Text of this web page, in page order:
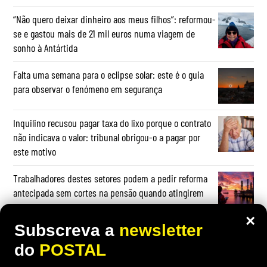
“Não quero deixar dinheiro aos meus filhos”: reformou-
se e gastou mais de 21 mil euros numa viagem de
sonho à Antártida
Falta uma semana para o eclipse solar: este é o guia
para observar o fenómeno em segurança
Inquilino recusou pagar taxa do lixo porque o contrato
não indicava o valor: tribunal obrigou-o a pagar por
este motivo
Trabalhadores destes setores podem a pedir reforma
antecipada sem cortes na pensão quando atingirem
estas idades
×
Subscreva a newsletter
do POSTAL